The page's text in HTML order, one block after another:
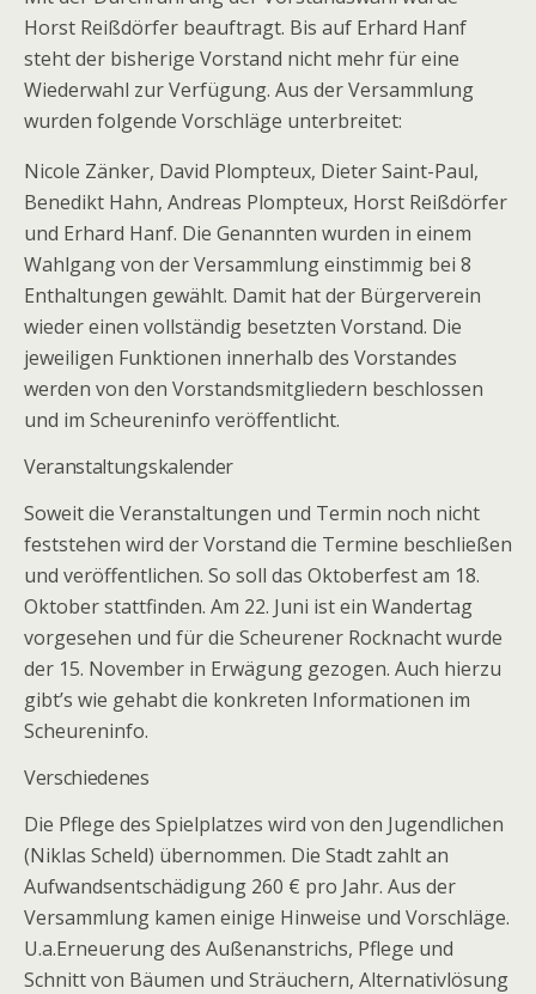
Horst Reißdörfer beauftragt. Bis auf Erhard Hanf
steht der bisherige Vorstand nicht mehr für eine
Wiederwahl zur Verfügung. Aus der Versammlung
wurden folgende Vorschläge unterbreitet:
Nicole Zänker, David Plompteux, Dieter Saint-Paul,
Benedikt Hahn, Andreas Plompteux, Horst Reißdörfer
und Erhard Hanf. Die Genannten wurden in einem
Wahlgang von der Versammlung einstimmig bei 8
Enthaltungen gewählt. Damit hat der Bürgerverein
wieder einen vollständig besetzten Vorstand. Die
jeweiligen Funktionen innerhalb des Vorstandes
werden von den Vorstandsmitgliedern beschlossen
und im Scheureninfo veröffentlicht.
Veranstaltungskalender
Soweit die Veranstaltungen und Termin noch nicht
feststehen wird der Vorstand die Termine beschließen
und veröffentlichen. So soll das Oktoberfest am 18.
Oktober stattfinden. Am 22. Juni ist ein Wandertag
vorgesehen und für die Scheurener Rocknacht wurde
der 15. November in Erwägung gezogen. Auch hierzu
gibt’s wie gehabt die konkreten Informationen im
Scheureninfo.
Verschiedenes
Die Pflege des Spielplatzes wird von den Jugendlichen
(Niklas Scheld) übernommen. Die Stadt zahlt an
Aufwandsentschädigung 260 € pro Jahr. Aus der
Versammlung kamen einige Hinweise und Vorschläge.
U.a.Erneuerung des Außenanstrichs, Pflege und
Schnitt von Bäumen und Sträuchern, Alternativlösung